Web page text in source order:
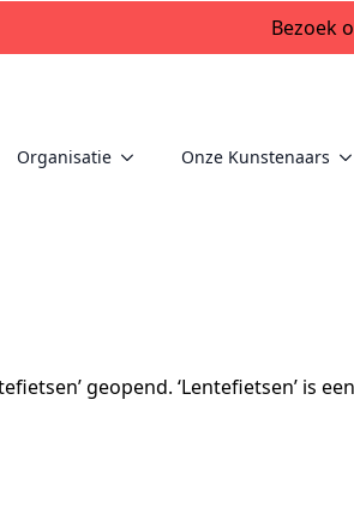
Bezoek
Organisatie Onze Kunstenaars
geopend. ‘Lentefietsen’ is